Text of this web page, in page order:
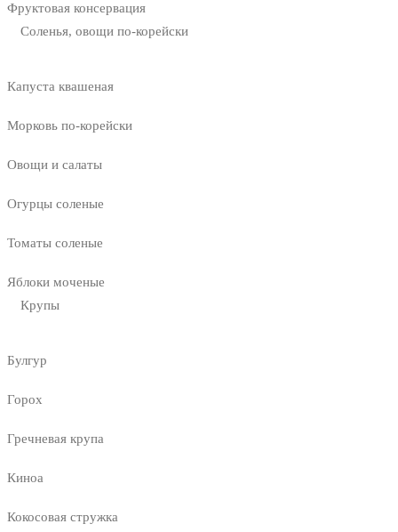
Фруктовая консервация
Соленья, овощи по-корейски
Капуста квашеная
Морковь по-корейски
Овощи и салаты
Огурцы соленые
Томаты соленые
Яблоки моченые
Крупы
Булгур
Горох
Гречневая крупа
Киноа
Кокосовая стружка